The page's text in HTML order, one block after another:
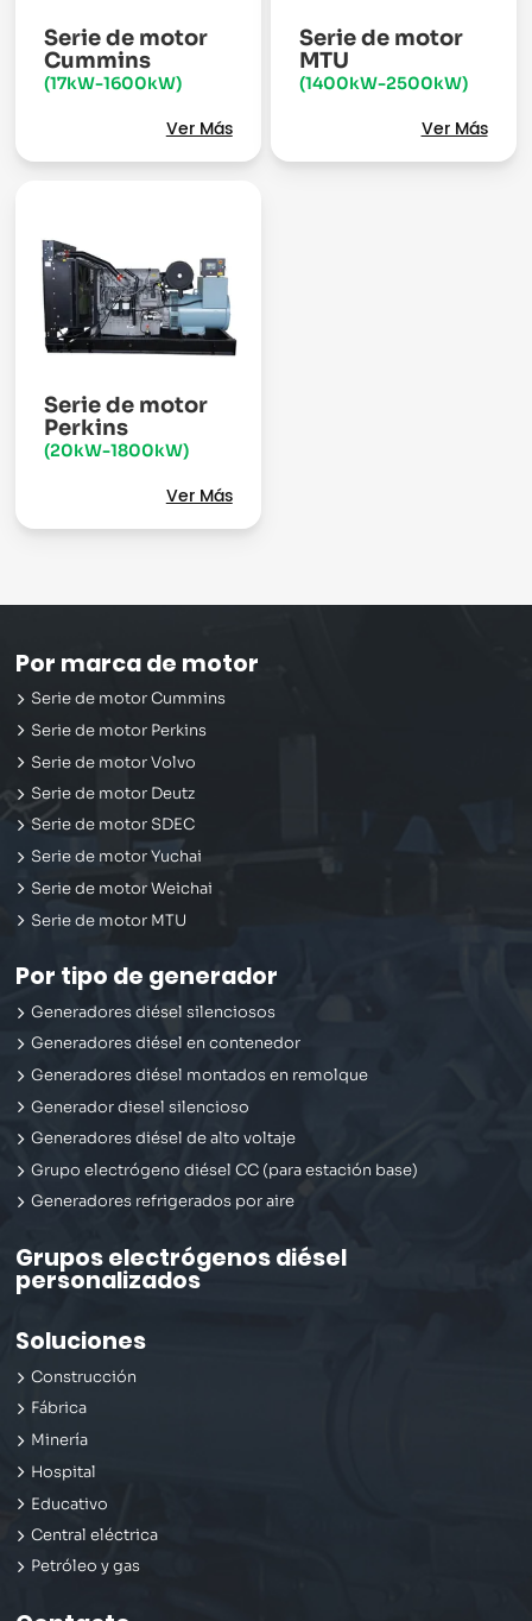
Serie de motor
Cummins
(17kW-1600kW)
Ver Más
Serie de motor
MTU
(1400kW-2500kW)
Ver Más
Serie de motor
Perkins
(20kW-1800kW)
Ver Más
Por marca de motor
Serie de motor Cummins
Serie de motor Perkins
Serie de motor Volvo
Serie de motor Deutz
Serie de motor SDEC
Serie de motor Yuchai
Serie de motor Weichai
Serie de motor MTU
Por tipo de generador
Generadores diésel silenciosos
Generadores diésel en contenedor
Generadores diésel montados en remolque
Generador diesel silencioso
Generadores diésel de alto voltaje
Grupo electrógeno diésel CC (para estación base)
Generadores refrigerados por aire
Grupos electrógenos diésel
personalizados
Soluciones
Construcción
Fábrica
Minería
Hospital
Educativo
Central eléctrica
Petróleo y gas